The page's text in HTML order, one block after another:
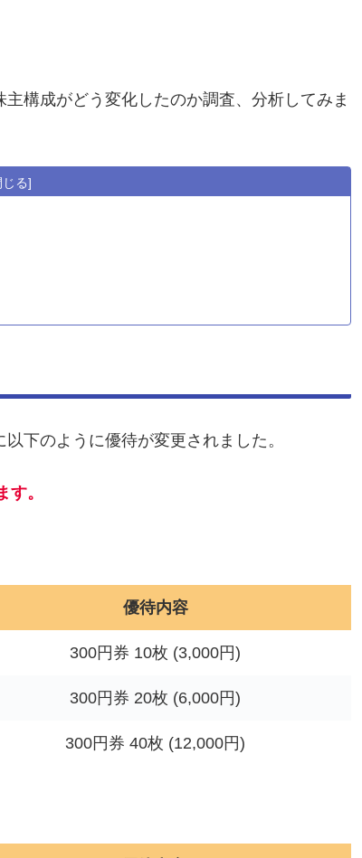
構成がどう変化したのか調査、分析してみま
下のように優待が変更されました。
。
優待内容
300円券 10枚 (3,000円)
300円券 20枚 (6,000円)
300円券 40枚 (12,000円)